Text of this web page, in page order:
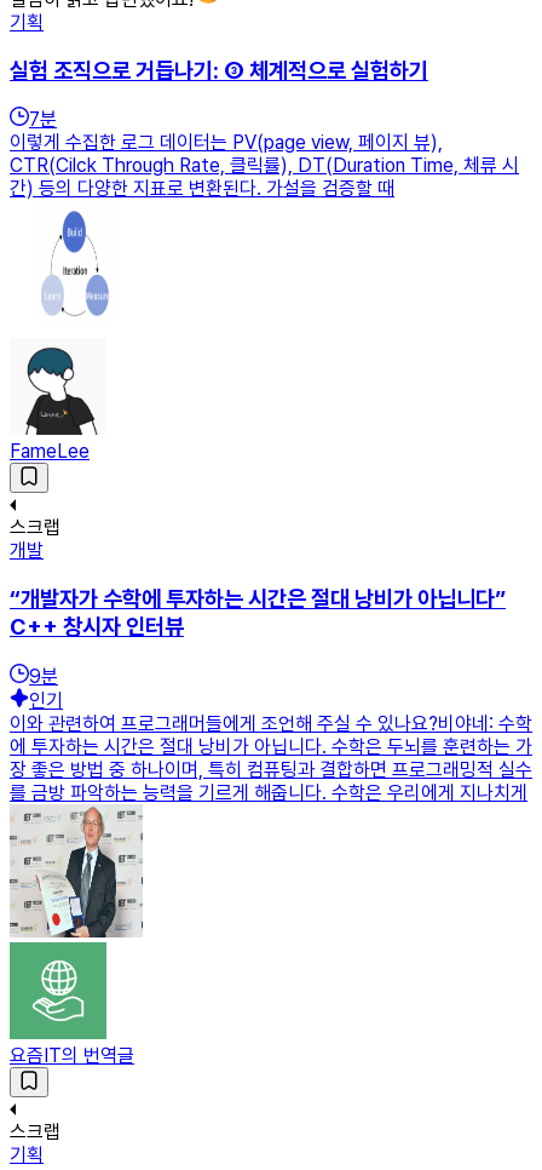
기획
실험 조직으로 거듭나기: ③ 체계적으로 실험하기
7분
이렇게 수집한 로그 데이터는 PV(page view, 페이지 뷰),
CTR(Cilck Through Rate, 클릭률), DT(Duration Time, 체류 시
간) 등의 다양한 지표로 변환된다. 가설을 검증할 때
FameLee
스크랩
개발
“개발자가 수학에 투자하는 시간은 절대 낭비가 아닙니다”
C++ 창시자 인터뷰
9분
인기
이와 관련하여 프로그래머들에게 조언해 주실 수 있나요?비야네: 수학
에 투자하는 시간은 절대 낭비가 아닙니다. 수학은 두뇌를 훈련하는 가
장 좋은 방법 중 하나이며, 특히 컴퓨팅과 결합하면 프로그래밍적 실수
를 금방 파악하는 능력을 기르게 해줍니다. 수학은 우리에게 지나치게
요즘IT의 번역글
스크랩
기획